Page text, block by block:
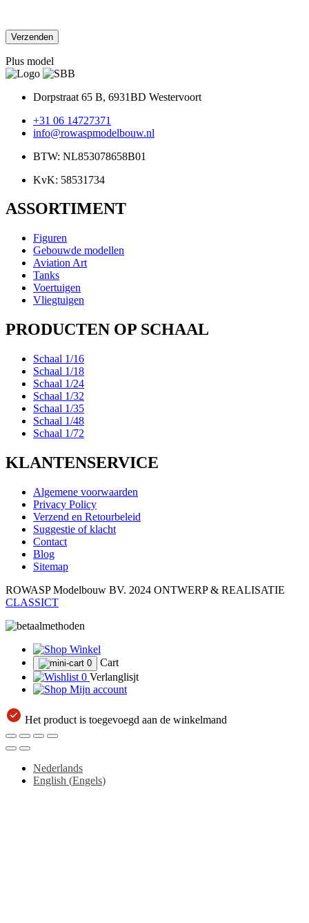
Plus model
Dorpstraat 65 B, 6931BD Westervoort
+31 06 14727371
info@rowaspmodelbouw.nl
BTW: NL853078658B01
KvK: 58531734
ASSORTIMENT
Figuren
Gebouwde modellen
Aviation Art
Tanks
Voertuigen
Vliegtuigen
PRODUCTEN OP SCHAAL
Schaal 1/16
Schaal 1/18
Schaal 1/24
Schaal 1/32
Schaal 1/35
Schaal 1/48
Schaal 1/72
KLANTENSERVICE
Algemene voorwaarden
Privacy Policy
Verzend en Retourbeleid
Suggestie of klacht
Contact
Blog
Sitemap
ROWASP Modelbouw BV. 2024 ONTWERP & REALISATIE
CLASSICT
Winkel
0
Cart
0 Verlanglisjt
Mijn account
Het product is toegevoegd aan de winkelmand
Nederlands
English (Engels)